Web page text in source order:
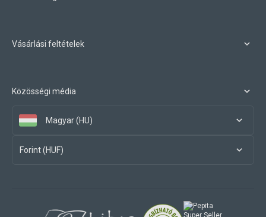
Vásárlási feltételek
Közösségi média
Magyar (HU)
Forint (HUF)